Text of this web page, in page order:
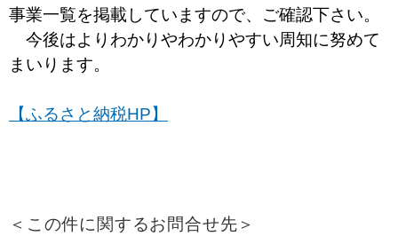
事業一覧を掲載していますので、ご確認下さい。
今後はよりわかりやわかりやすい周知に努めて
まいります。
【ふるさと納税HP】
＜この件に関するお問合せ先＞